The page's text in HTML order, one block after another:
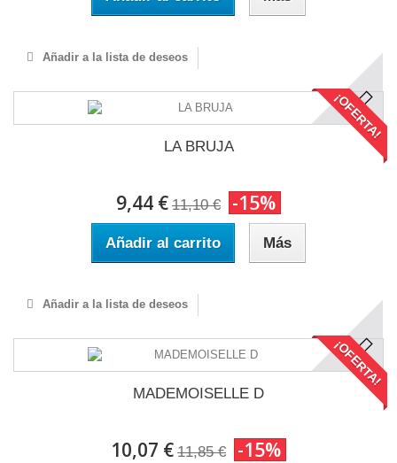
Añadir a la lista de deseos
¡OFERTA!
LA BRUJA
9,44 € 11,10 € -15%
Añadir al carrito Más
Añadir a la lista de deseos
¡OFERTA!
MADEMOISELLE D
10,07 € 11,85 € -15%